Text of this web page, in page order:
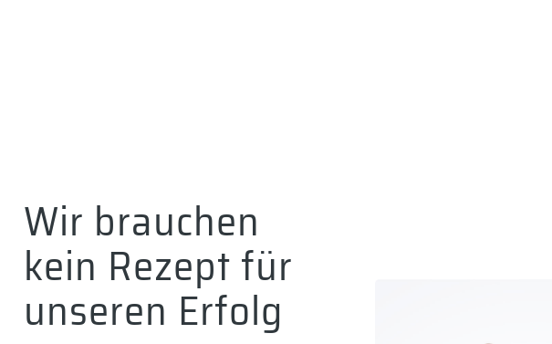
Wir brauchen
kein Rezept für
unseren Erfolg